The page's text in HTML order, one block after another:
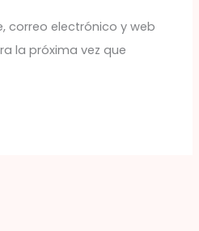
correo electrónico y web
la próxima vez que